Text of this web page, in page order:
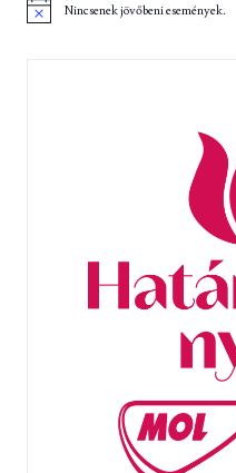
Nincsenek jövőbeni események.